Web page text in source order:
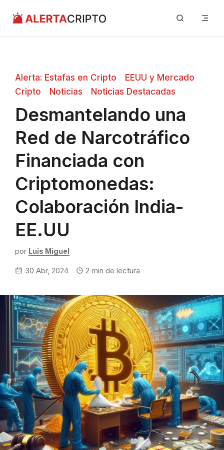
contenido
Alerta: Estafas en Cripto
EEUU y Mercado
Cripto
Noticias Noticias Destacadas
Desmantelando una
Red de Narcotráfico
Financiada con
Criptomonedas:
Colaboración India-
EE.UU
por Luis Miguel
30 Abr, 2024 2 min de lectura